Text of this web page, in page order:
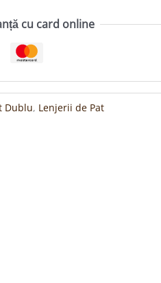
cu card online
Dublu, Lenjerii de Pat